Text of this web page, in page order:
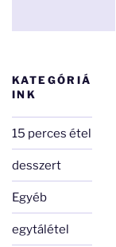
KATEGÓRIÁ
INK
15 perces étel
desszert
Egyéb
egytálétel